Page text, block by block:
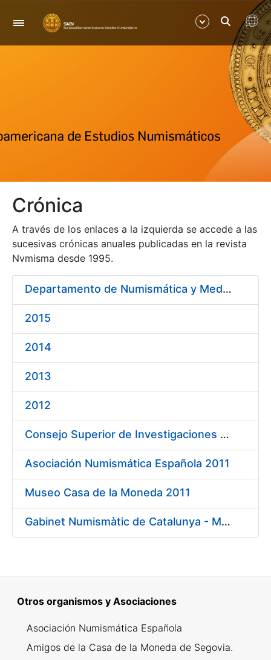
Navegación
Mostrar/Ocultar
Mostrar/Ocultar
Mostrar/Ocultar
Crónica
A través de los enlaces a la izquierda se accede a las
sucesivas crónicas anuales publicadas en la revista
Nvmisma desde 1995.
Departamento de Numismática y Medallística. Museo Arqueológico Nacional 2011
2015
2014
2013
2012
Consejo Superior de Investigaciones Científicas 2011
Asociación Numismática Española 2011
Museo Casa de la Moneda 2011
Gabinet Numismàtic de Catalunya - MNAC 2011
Otros organismos y Asociaciones
Asociación Numismática Española
Amigos de la Casa de la Moneda de Segovia.